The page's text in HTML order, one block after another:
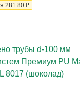
281.80 ₽